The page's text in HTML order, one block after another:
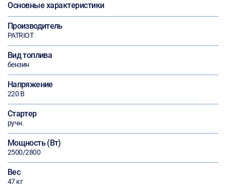
Основные характеристики
Производитель
PATRIOT
Вид топлива
бензин
Напряжение
220 В
Стартер
ручн.
Мощность (Вт)
2500/2800
Вес
47 кг